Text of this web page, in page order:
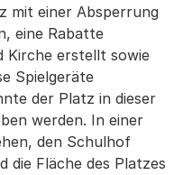
mit einer Absperrung
eine Rabatte
Kirche erstellt sowie
Spielgeräte
der Platz in dieser
werden. In einer
den Schulhof
die Fläche des Platzes